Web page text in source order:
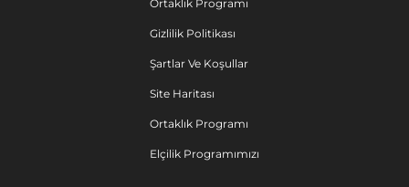
Ortaklık Programı
Gizlilik Politikası
Şartlar Ve Koşullar
Site Haritası
Ortaklık Programı
Elçilik Programımızı